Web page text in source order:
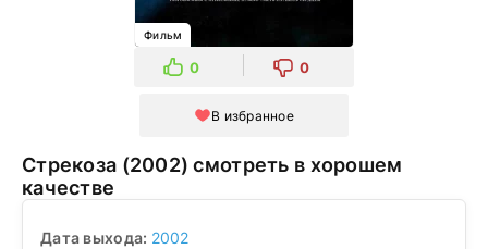
Фильм
0 0
В избранное
Стрекоза (2002) смотреть в хорошем
качестве
Дата выхода: 2002